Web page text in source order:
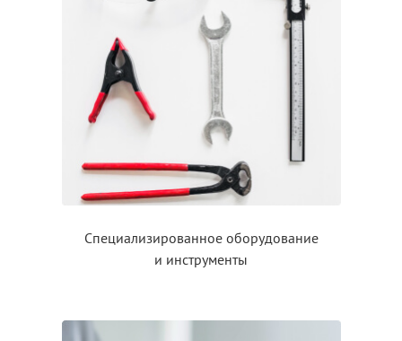
Специализированное оборудование
и инструменты